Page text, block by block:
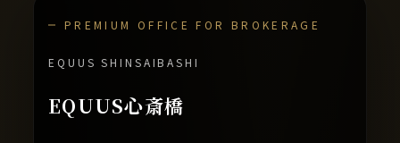
PREMIUM OFFICE FOR BROKERAGE
EQUUS SHINSAIBASHI
EQUUS心斎橋